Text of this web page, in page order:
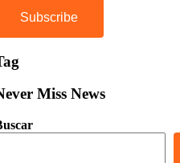
Subscribe
Miss News